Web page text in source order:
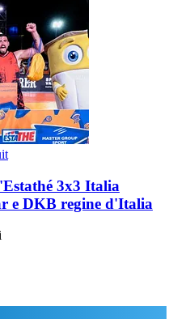
3x3 Italia
e DKB regine d'Italia